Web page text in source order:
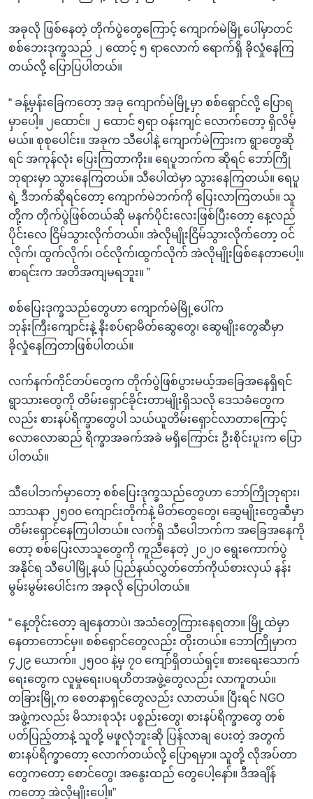
အခုလို ဖြစ်နေတဲ့ တိုက်ပွဲတွေကြောင့် ကျောက်မဲမြို့ပေါ်မှာတင်
စစ်ဘေးဒုက္ခသည် ၂ ထောင့် ၅ ရာလောက် ရောက်ရှိ ခိုလှုံနေကြ
တယ်လို့ ပြောပြပါတယ်။
“ ခန့်မှန်းခြေကတော့ အခု ကျောက်မဲမြို့မှာ စစ်ရှောင်လို့ ပြောရ
မှာပေါ့။ ၂ထောင်။ ၂ ထောင် ၅ရာ ဝန်းကျင် လောက်တော့ ရှိလိမ့်
မယ်။ စုစုပေါင်း။ အခုက သီပေါနဲ့ ကျောက်မဲကြားက ရွာတွေဆို
ရင် အကုန်လုံး ပြေးကြတာကိုး။ ရေပူဘက်က ဆိုရင် ဘော်ကြို
ဘုရားမှာ သွားနေကြတယ်။ သီပေါထဲမှာ သွားနေကြတယ်။ ရေပူ
ရဲ့ ဒီဘက်ဆိုရင်တော့ ကျောက်မဲဘက်ကို ပြေးလာကြတယ်။ သူ
တို့က တိုက်ပွဲဖြစ်တယ်ဆို မနက်ပိုင်းလေးဖြစ်ပြီးတော့ နေ့လည်
ပိုင်းလေ ငြိမ်သွားလိုက်တယ်။ အဲလိုမျိုးငြိမ်သွားလိုက်တော့ ဝင်
လိုက်၊ ထွက်လိုက်၊ ဝင်လိုက်၊ထွက်လိုက် အဲလိုမျိုးဖြစ်နေတာပေါ့။
စာရင်းက အတိအကျမရဘူး။ ”
စစ်ပြေးဒုက္ခသည်တွေဟာ ကျောက်မဲမြို့ပေါ်က
ဘုန်းကြီးကျောင်းနဲ့ နီးစပ်ရာမိတ်ဆွေတွေ၊ ဆွေမျိုးတွေဆီမှာ
ခိုလှုံနေကြတာဖြစ်ပါတယ်။
လက်နက်ကိုင်တပ်တွေက တိုက်ပွဲဖြစ်ပွားမယ့်အခြေအနေရှိရင်
ရွာသားတွေကို တိမ်းရှောင်ခိုင်းတာမျိုးရှိသလို ဒေသခံတွေက
လည်း စားနပ်ရိက္ခာတွေပါ သယ်ယူတိမ်းရှောင်လာတာကြောင့်
လောလောဆည် ရိက္ခာအခက်အခဲ မရှိကြောင်း ဦးစိုင်းပူးက ပြော
ပါတယ်။
သီပေါဘက်မှာတော့ စစ်ပြေးဒုက္ခသည်တွေဟာ ဘော်ကြိုဘုရား၊
သာသနာ ၂၅၀၀ ကျောင်းတိုက်နဲ့ မိတ်တွေတွေ၊ ဆွေမျိုးတွေဆီမှာ
တိမ်းရှောင်နေကြပါတယ်။ လက်ရှိ သီပေါဘက်က အခြေအနေကို
တော့ စစ်ပြေးလာသူတွေကို ကူညီနေတဲ့ ၂၀၂၀ ရွေးကောက်ပွဲ
အနိုင်ရ သီပေါမြို့နယ် ပြည်နယ်လွှတ်တော်ကိုယ်စားလှယ် နန်း
မွမ်းမွမ်းပေါင်းက အခုလို ပြောပါတယ်။
“ နေ့တိုင်းတော့ ချနေတာပဲ၊ အသံတွေကြားနေရတာ။ မြို့ထဲမှာ
နေတာတောင်မှ။ စစ်ရှောင်တွေလည်း တိုးတယ်။ ဘောကြိုမှာက
၄၂၉ ယောက်။ ၂၅၀၀ နဲ့မှ ၇၀ ကျော်ရှိတယ်ရှင့်။ စားရေးသောက်
ရေးတွေက လူမှုရေး၊ပရဟိတအဖွဲ့တွေလည်း လာကူတယ်။
တခြားမြို့က စေတနာရှင်တွေလည်း လာတယ်။ ပြီးရင် NGO
အဖွဲ့ကလည်း မိသားစုသုံး ပစ္စည်းတွေ၊ စားနပ်ရိက္ခာတွေ တစ်
ပတ်ပြည့်တာနဲ့ သူတို့ မဖူလုံဘူးဆို ပြန်လာချ ပေးတဲ့ အတွက်
စားနပ်ရိက္ခာတော့ လောက်တယ်လို့ ပြောရမှာ။ သူတို့ လိုအပ်တာ
တွေကတော့ စောင်တွေ၊ အနွေးထည် တွေပေါ့နော်။ ဒီအချိန်
ကတော့ အဲလိုမျိုးပေါ့။”